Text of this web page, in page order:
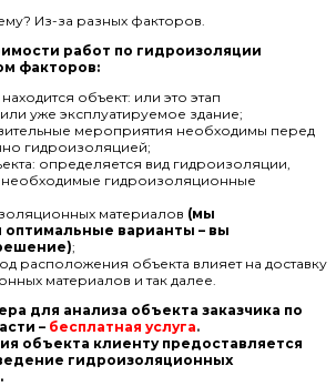
Из-за разных факторов.
работ по гидроизоляции
факторов:
объект: или это этап
или уже эксплуатируемое здание;
мероприятия необходимы перед
гидроизоляцией;
определяется вид гидроизоляции,
гидроизоляционные
материалов (мы
варианты – вы
;
расположения объекта влияет на доставку
материалов и так далее.
для анализа объекта заказчика по
– бесплатная услуга.
объекта клиенту предоставляется
гидроизоляционных